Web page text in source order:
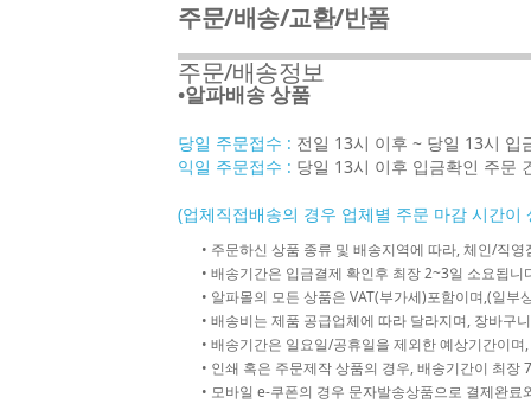
주문/배송/교환/반품
주문/배송정보
•알파배송 상품
당일 주문접수 : 전일 13시 이후 ~ 당일 13시 입
익일 주문접수 : 당일 13시 이후 입금확인 주문
(업체직접배송의 경우 업체별 주문 마감 시간이
• 주문하신 상품 종류 및 배송지역에 따라, 체인/직
• 배송기간은 입금결제 확인후 최장 2~3일 소요됩
• 알파몰의 모든 상품은 VAT(부가세)포함이며,(일
• 배송비는 제품 공급업체에 따라 달라지며, 장바구
• 배송기간은 일요일/공휴일을 제외한 예상기간이
• 인쇄 혹은 주문제작 상품의 경우, 배송기간이 최장
• 모바일 e-쿠폰의 경우 문자발송상품으로 결제완